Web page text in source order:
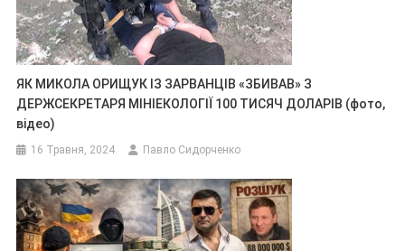
ЯК МИКОЛА ОРИЩУК ІЗ ЗАРВАНЦІВ «ЗБИВАВ» З
ДЕРЖСЕКРЕТАРЯ МІНІЕКОЛОГІЇ 100 ТИСЯЧ ДОЛАРІВ (фото,
відео)
16 Травня, 2024 Павло Сидорченко